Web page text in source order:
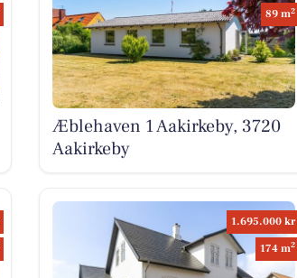
89 m2
Æblehaven 1 Aakirkeby, 3720
Aakirkeby
1.695.000 kr
174 m2